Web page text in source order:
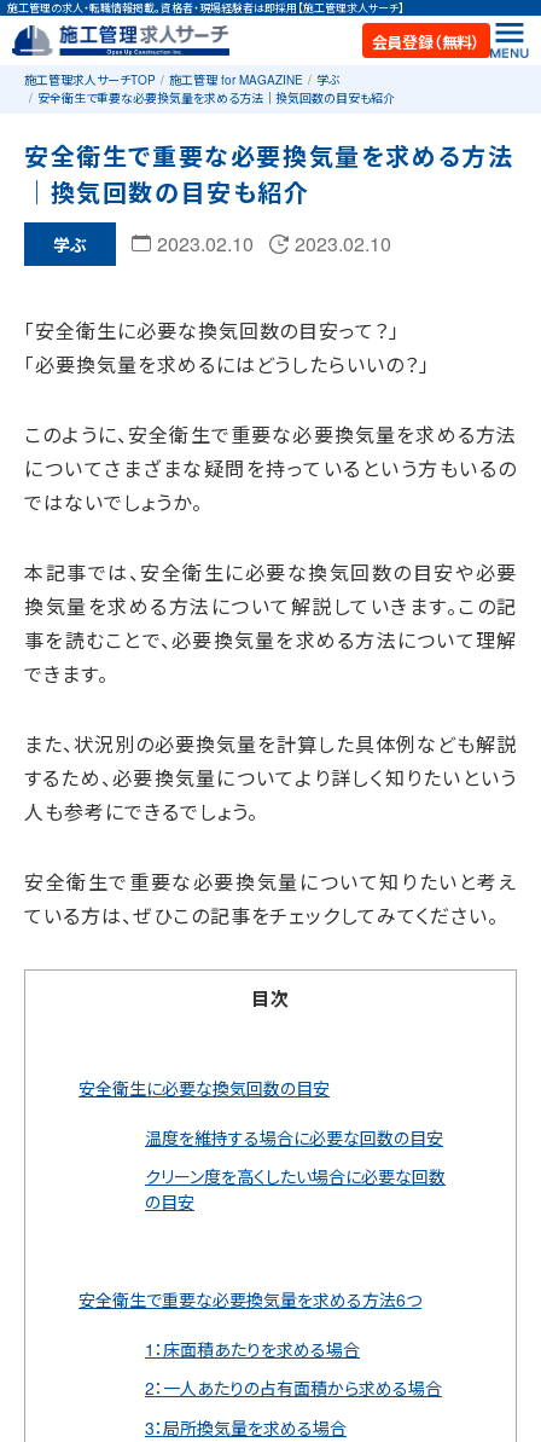
施工管理の求人・転職情報掲載。資格者・現場経験者は即採用【施工管理求人サーチ】
会員登録（無料）
施工管理求人サーチTOP 施工管理 for MAGAZINE
学ぶ
安全衛生で重要な必要換気量を求める方法｜換気回数の目安も紹介
安全衛生で重要な必要換気量を求める方法
｜換気回数の目安も紹介
学ぶ 2023.02.10 2023.02.10
「安全衛生に必要な換気回数の目安って？」
「必要換気量を求めるにはどうしたらいいの？」
このように、安全衛生で重要な必要換気量を求める方法
についてさまざまな疑問を持っているという方もいるの
ではないでしょうか。
本記事では、安全衛生に必要な換気回数の目安や必要
換気量を求める方法について解説していきます。この記
事を読むことで、必要換気量を求める方法について理解
できます。
また、状況別の必要換気量を計算した具体例なども解説
するため、必要換気量についてより詳しく知りたいという
人も参考にできるでしょう。
安全衛生で重要な必要換気量について知りたいと考え
ている方は、ぜひこの記事をチェックしてみてください。
目次
安全衛生に必要な換気回数の目安
温度を維持する場合に必要な回数の目安
クリーン度を高くしたい場合に必要な回数
の目安
安全衛生で重要な必要換気量を求める方法6つ
1：床面積あたりを求める場合
2：一人あたりの占有面積から求める場合
3：局所換気量を求める場合